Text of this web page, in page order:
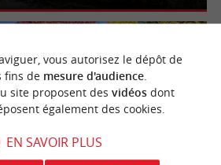
Mauresque
vous autorisez le dépôt de
fins de mesure d'audience.
site proposent des vidéosdont
également des cookies.
EN SAVOIR PLUS